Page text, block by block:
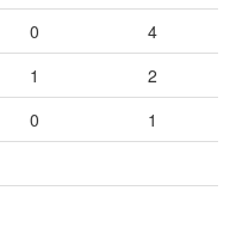
0
4
1
2
0
1